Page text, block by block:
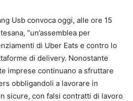
Usb convoca oggi, alle ore 15
“un’assemblea per
di Uber Eats e contro lo
di delivery. Nonostante
imprese continuano a sfruttare
obbligandoli a lavorare in
sicure, con falsi contratti di lavoro